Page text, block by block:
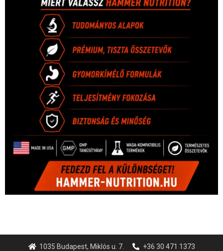
1035 Budapest, Miklós u. 7.
+36 30 471 1373